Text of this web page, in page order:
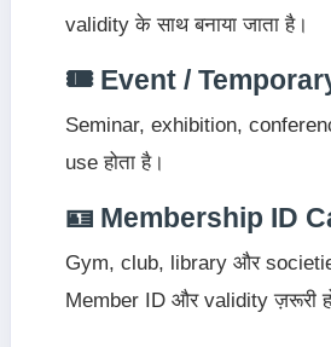
validity के साथ बनाया जाता है।
🎟 Event /
Seminar, exhibition,
use होता है।
🪪 Membership ID
Gym, club, library और
Member ID और validity ज़रूरी